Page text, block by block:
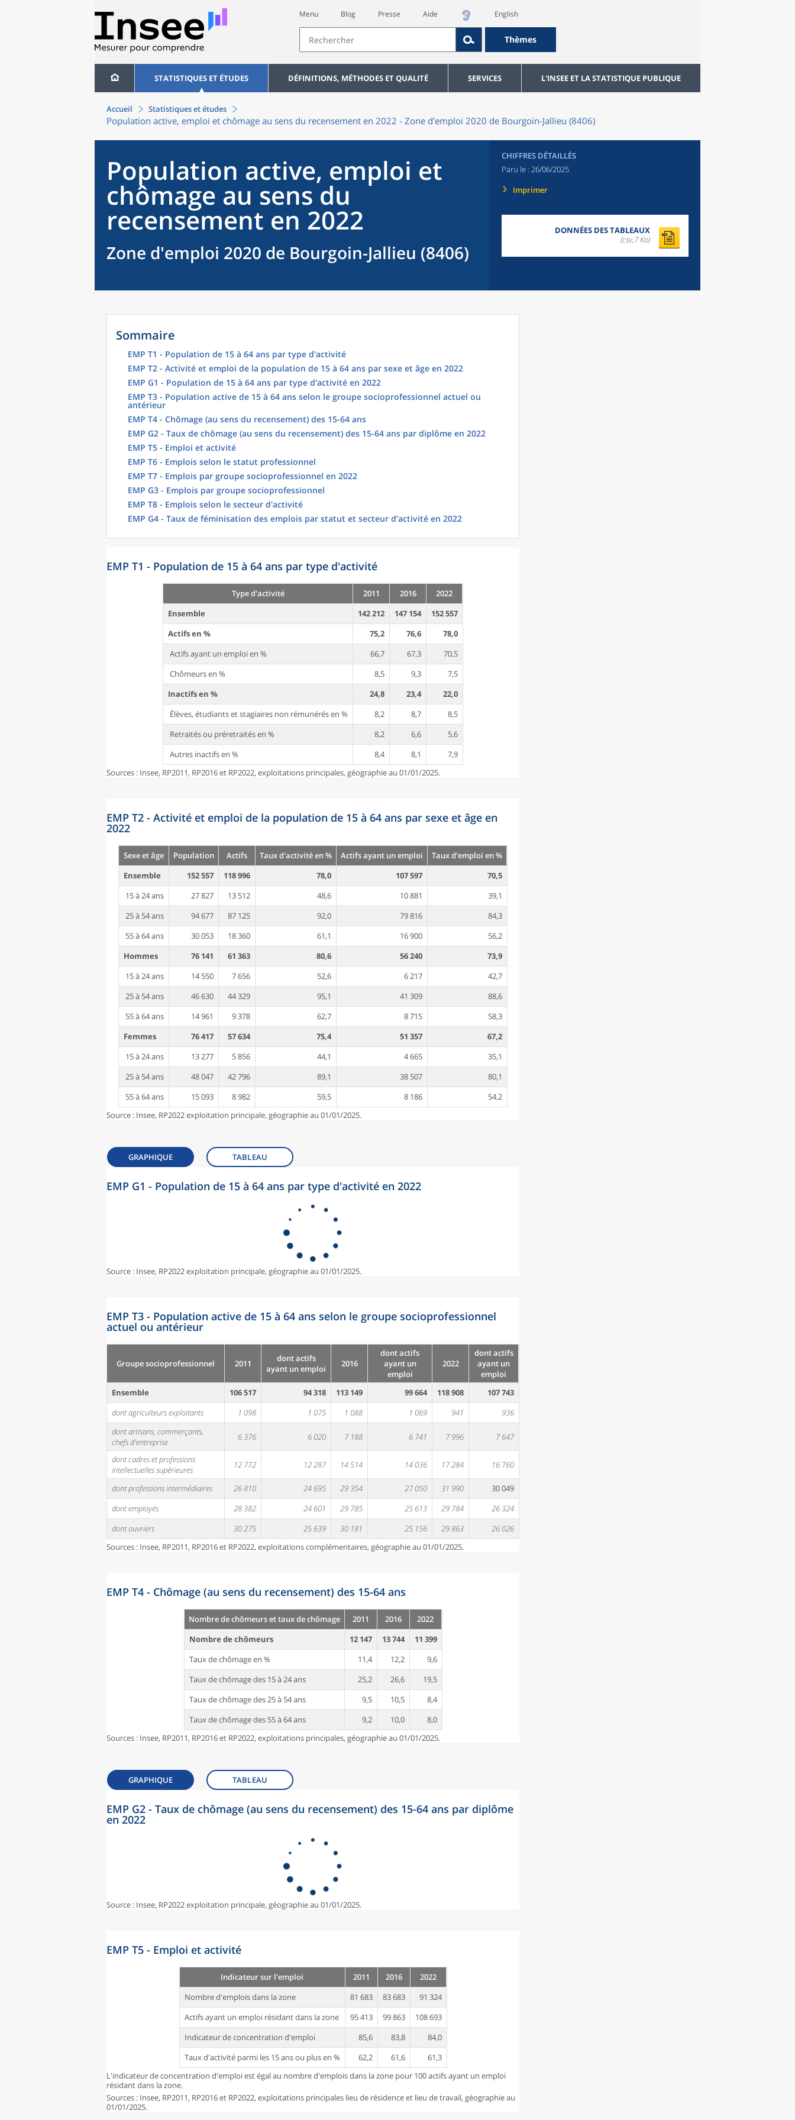
Menu Blog Presse Aide English
Thèmes
STATISTIQUES ET ÉTUDES DÉFINITIONS, MÉTHODES ET QUALITÉ SERVICES L'INSEE ET LA STATISTIQUE PUBLIQUE
Accueil Statistiques et études
Population active, emploi et chômage au sens du recensement en 2022 - Zone d'emploi 2020 de Bourgoin-Jallieu (8406)
Population active, emploi et
chômage au sens du
recensement en 2022
Zone d'emploi 2020 de Bourgoin-Jallieu (8406)
CHIFFRES DÉTAILLÉS
Paru le : 26/06/2025
Imprimer
DONNÉES DES TABLEAUX
(csv,7 Ko)
Sommaire
EMP T1 - Population de 15 à 64 ans par type d'activité
EMP T2 - Activité et emploi de la population de 15 à 64 ans par sexe et âge en 2022
EMP G1 - Population de 15 à 64 ans par type d'activité en 2022
EMP T3 - Population active de 15 à 64 ans selon le groupe socioprofessionnel actuel ou
antérieur
EMP T4 - Chômage (au sens du recensement) des 15-64 ans
EMP G2 - Taux de chômage (au sens du recensement) des 15-64 ans par diplôme en 2022
EMP T5 - Emploi et activité
EMP T6 - Emplois selon le statut professionnel
EMP T7 - Emplois par groupe socioprofessionnel en 2022
EMP G3 - Emplois par groupe socioprofessionnel
EMP T8 - Emplois selon le secteur d'activité
EMP G4 - Taux de féminisation des emplois par statut et secteur d'activité en 2022
EMP T1 - Population de 15 à 64 ans par type d'activité
Type d'activité 2011 2016
2022
Ensemble
142 212 147 154
152 557
Actifs en %
75,2 76,6
78,0
Actifs ayant un emploi en %
66,7 67,3
70,5
Chômeurs en %
8,5 9,3
7,5
Inactifs en %
24,8 23,4
22,0
Élèves, étudiants et stagiaires non rémunérés en %
8,2 8,7
8,5
Retraités ou préretraités en %
8,2 6,6
5,6
Autres inactifs en %
8,4 8,1
7,9
Sources : Insee, RP2011, RP2016 et RP2022, exploitations principales, géographie au 01/01/2025.
EMP T2 - Activité et emploi de la population de 15 à 64 ans par sexe et âge en
2022
Sexe et âge Population Actifs Taux d'activité en % Actifs ayant un emploi
Taux d'emploi en %
Ensemble
152 557 118 996 78,0 107 597
70,5
15 à 24 ans
27 827 13 512 48,6 10 881
39,1
25 à 54 ans
94 677 87 125 92,0 79 816
84,3
55 à 64 ans
30 053 18 360 61,1 16 900
56,2
Hommes
76 141 61 363 80,6 56 240
73,9
15 à 24 ans
14 550 7 656 52,6 6 217
42,7
25 à 54 ans
46 630 44 329 95,1 41 309
88,6
55 à 64 ans
14 961 9 378 62,7 8 715
58,3
Femmes
76 417 57 634 75,4 51 357
67,2
15 à 24 ans
13 277 5 856 44,1 4 665
35,1
25 à 54 ans
48 047 42 796 89,1 38 507
80,1
55 à 64 ans
15 093 8 982 59,5 8 186
54,2
Source : Insee, RP2022 exploitation principale, géographie au 01/01/2025.
GRAPHIQUE TABLEAU
EMP G1 - Population de 15 à 64 ans par type d'activité en 2022
Source : Insee, RP2022 exploitation principale, géographie au 01/01/2025.
EMP T3 - Population active de 15 à 64 ans selon le groupe socioprofessionnel
actuel ou antérieur
Groupe socioprofessionnel 2011
dont actifs
ayant un emploi
2016
dont actifs
ayant un
emploi
2022
dont actifs
ayant un
emploi
Ensemble
106 517 94 318 113 149 99 664 118 908
107 743
dont agriculteurs exploitants
1 098 1 075 1 088 1 069 941
936
dont artisans, commerçants,
chefs d'entreprise
6 376 6 020 7 188 6 741 7 996 7 647
dont cadres et professions
intellectuelles supérieures
12 772 12 287 14 514 14 036 17 284 16 760
dont professions intermédiaires 26 810 24 695 29 354 27 050 31 990
30 049
dont employés
28 382 24 601 29 785 25 613 29 784
26 324
dont ouvriers
30 275 25 639 30 181 25 156 29 863
26 026
Sources : Insee, RP2011, RP2016 et RP2022, exploitations complémentaires, géographie au 01/01/2025.
EMP T4 - Chômage (au sens du recensement) des 15-64 ans
Nombre de chômeurs et taux de chômage 2011 2016
2022
Nombre de chômeurs
12 147 13 744
11 399
Taux de chômage en %
11,4 12,2
9,6
Taux de chômage des 15 à 24 ans
25,2 26,6
19,5
Taux de chômage des 25 à 54 ans
9,5 10,5
8,4
Taux de chômage des 55 à 64 ans
9,2 10,0
8,0
Sources : Insee, RP2011, RP2016 et RP2022, exploitations principales, géographie au 01/01/2025.
GRAPHIQUE TABLEAU
EMP G2 - Taux de chômage (au sens du recensement) des 15-64 ans par diplôme
en 2022
Source : Insee, RP2022 exploitation principale, géographie au 01/01/2025.
EMP T5 - Emploi et activité
Indicateur sur l'emploi 2011 2016
2022
Nombre d'emplois dans la zone
81 683 83 683
91 324
Actifs ayant un emploi résidant dans la zone
95 413 99 863
108 693
Indicateur de concentration d'emploi
85,6 83,8
84,0
Taux d'activité parmi les 15 ans ou plus en %
62,2 61,6
61,3
L'indicateur de concentration d'emploi est égal au nombre d'emplois dans la zone pour 100 actifs ayant un emploi
résidant dans la zone.
Sources : Insee, RP2011, RP2016 et RP2022, exploitations principales lieu de résidence et lieu de travail, géographie au
01/01/2025.